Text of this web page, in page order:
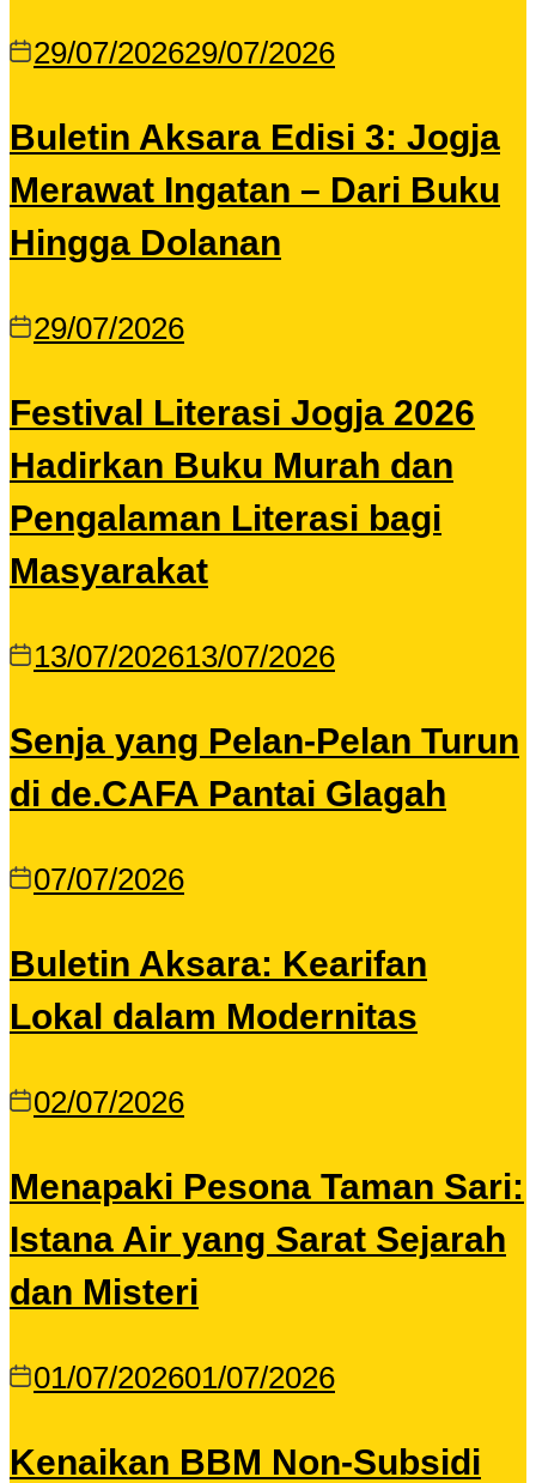
29/07/202629/07/2026
Buletin Aksara Edisi 3: Jogja
Merawat Ingatan – Dari Buku
Hingga Dolanan
29/07/2026
Festival Literasi Jogja 2026
Hadirkan Buku Murah dan
Pengalaman Literasi bagi
Masyarakat
13/07/202613/07/2026
Senja yang Pelan-Pelan Turun
di de.CAFA Pantai Glagah
07/07/2026
Buletin Aksara: Kearifan
Lokal dalam Modernitas
02/07/2026
Menapaki Pesona Taman Sari:
Istana Air yang Sarat Sejarah
dan Misteri
01/07/202601/07/2026
Kenaikan BBM Non-Subsidi